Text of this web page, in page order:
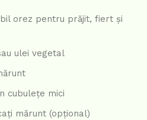
orez pentru prăjit, fiert și
ulei vegetal
cubulețe mici
mărunt (opțional)